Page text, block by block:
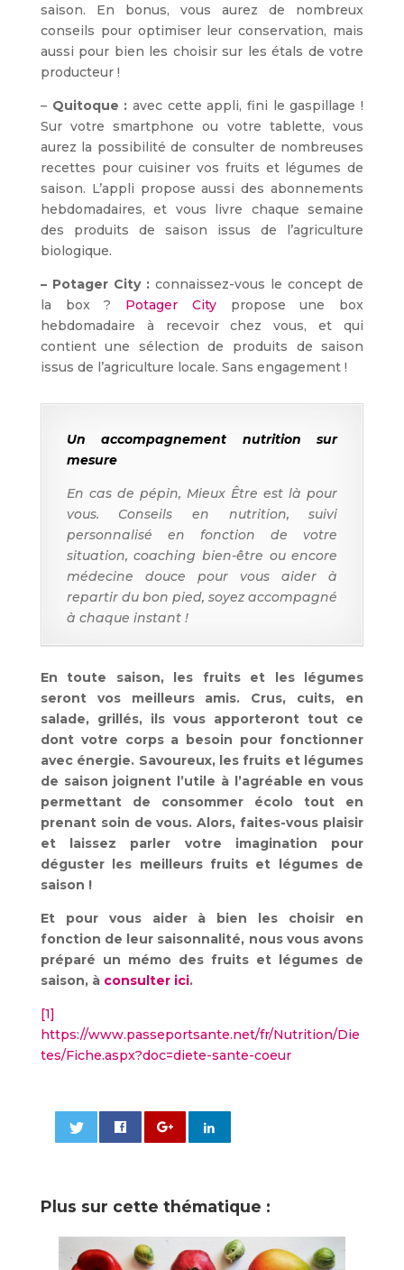
saison. En bonus, vous aurez de nombreux
conseils pour optimiser leur conservation, mais
aussi pour bien les choisir sur les étals de votre
producteur !
– Quitoque : avec cette appli, fini le gaspillage !
Sur votre smartphone ou votre tablette, vous
aurez la possibilité de consulter de nombreuses
recettes pour cuisiner vos fruits et légumes de
saison. L’appli propose aussi des abonnements
hebdomadaires, et vous livre chaque semaine
des produits de saison issus de l’agriculture
biologique.
– Potager City :connaissez-vous le concept de
la box ? Potager Citypropose une box
hebdomadaire à recevoir chez vous, et qui
contient une sélection de produits de saison
issus de l’agriculture locale. Sans engagement !
Un accompagnement nutrition sur
mesure
En cas de pépin, Mieux Être est là pour
vous. Conseils en nutrition, suivi
personnalisé en fonction de votre
situation, coaching bien-être ou encore
médecine douce pour vous aider à
repartir du bon pied, soyez accompagné
à chaque instant !
En toute saison, les fruits et les légumes
seront vos meilleurs amis. Crus, cuits, en
salade, grillés, ils vous apporteront tout ce
dont votre corps a besoin pour fonctionner
avec énergie. Savoureux, les fruits et légumes
de saison joignent l’utile à l’agréable en vous
permettant de consommer écolo tout en
prenant soin de vous. Alors, faites-vous plaisir
et laissez parler votre imagination pour
déguster les meilleurs fruits et légumes de
saison !
Et pour vous aider à bien les choisir en
fonction de leur saisonnalité, nous vous avons
préparé un mémo des fruits et légumes de
saison, à consulter ici.
[1]
https://www.passeportsante.net/fr/Nutrition/Die
tes/Fiche.aspx?doc=diete-sante-coeur
Plus sur cette thématique :